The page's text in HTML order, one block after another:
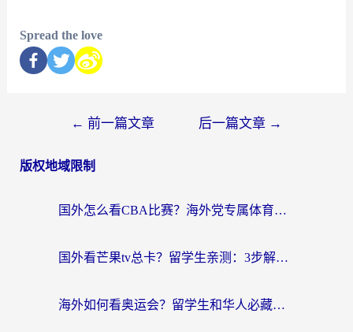
Spread the love
← 前一篇文章 后一篇文章 →
版权地域限制
国外怎么看CBA比赛？海外党专属体育直播指南，告别地区限制看球自由
国外看芒果tv总卡？留学生亲测：3步解决地域限制+流畅追剧攻略
海外如何看奥运会？留学生和华人必藏的体育赛事观看终极指南